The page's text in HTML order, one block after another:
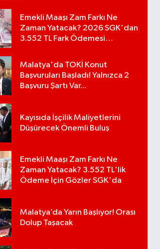
Emekli Maaşı Zam Farkı Ne
Zaman Yatacak? 2026 SGK'dan
3.552 TL Fark Ödemesi
Malatya'da TOKİ Konut
Başvuruları Başladı! Yalnızca 2
Başvuru Şartı Var...
Kayısıda İşçilik Maliyetlerini
Düşürecek Önemli Buluş
Emekli Maaşı Zam Farkı Ne
Zaman Yatacak? 3.552 TL'lik
Ödeme İçin Gözler SGK'da
Malatya’da Yarın Başlıyor! Orası
Dolup Taşacak